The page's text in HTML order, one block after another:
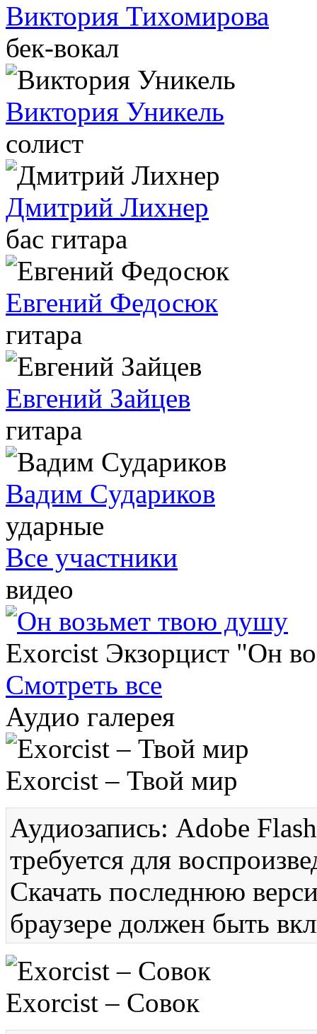
Виктория Тихомирова
бек-вокал
Виктория Уникель
солист
Дмитрий Лихнер
бас гитара
Евгений Федосюк
гитара
Евгений Зайцев
гитара
Вадим Cудариков
ударные
Все участники
видео
Exorcist Экзорцист "Он
Смотреть все
Аудио галерея
Exorcist – Твой мир
Аудиозапись: Adobe
требуется для
Скачать последнюю
браузере должен быть
Exorcist – Совок